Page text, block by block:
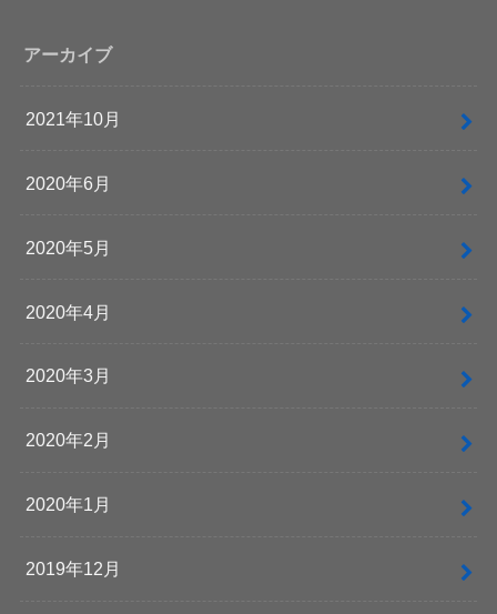
アーカイブ
2021年10月
2020年6月
2020年5月
2020年4月
2020年3月
2020年2月
2020年1月
2019年12月